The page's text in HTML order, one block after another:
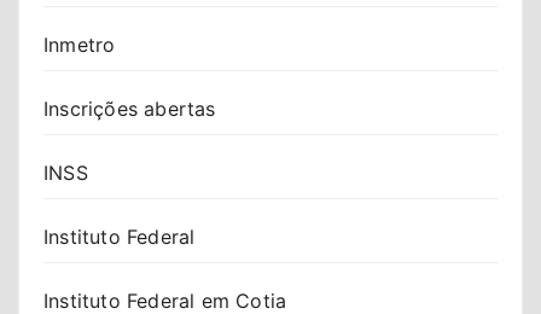
Inmetro
Inscrições abertas
INSS
Instituto Federal
Instituto Federal em Cotia